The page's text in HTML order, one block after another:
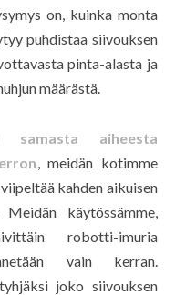
on, kuinka monta
puhdistaa siivouksen
pinta-alasta ja
määrästä.
samasta aiheesta
, meidän kotimme
kahden aikuisen
käytössämme,
robotti-imuria
vain kerran.
joko siivouksen